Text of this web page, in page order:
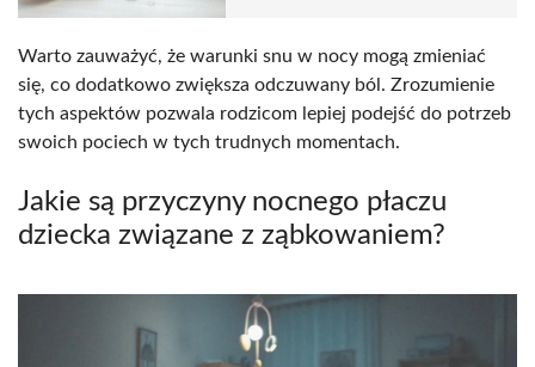
Warto zauważyć, że warunki snu w nocy mogą zmieniać
się, co dodatkowo zwiększa odczuwany ból. Zrozumienie
tych aspektów pozwala rodzicom lepiej podejść do potrzeb
swoich pociech w tych trudnych momentach.
Jakie są przyczyny nocnego płaczu
dziecka związane z ząbkowaniem?